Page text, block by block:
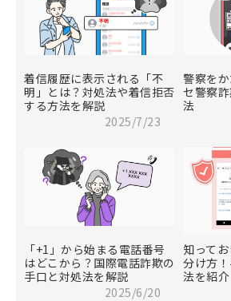
着信履歴に表示される「不
明」とは？対処法や着信拒否
する方法を解説
2025/7/23
警察を
セ警察
法
「+1」から始まる電話番号
はどこから？国際電話詐欺の
手口と対処法を解説
2025/6/20
知って
分け方
法を紹介